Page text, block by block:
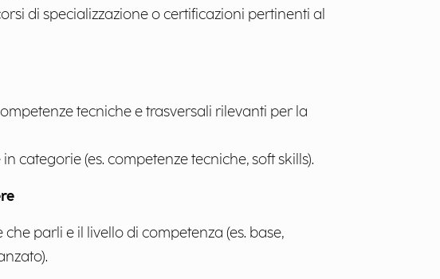
di specializzazione o certificazioni pertinenti al
tecniche e trasversali rilevanti per la
categorie (es. competenze tecniche, soft skills).
che parli e il livello di competenza (es. base,